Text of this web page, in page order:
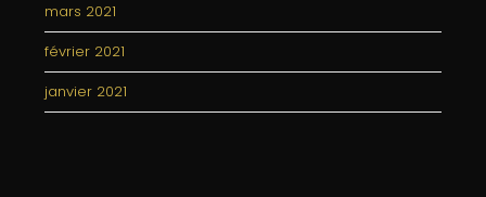
mars 2021
février 2021
janvier 2021